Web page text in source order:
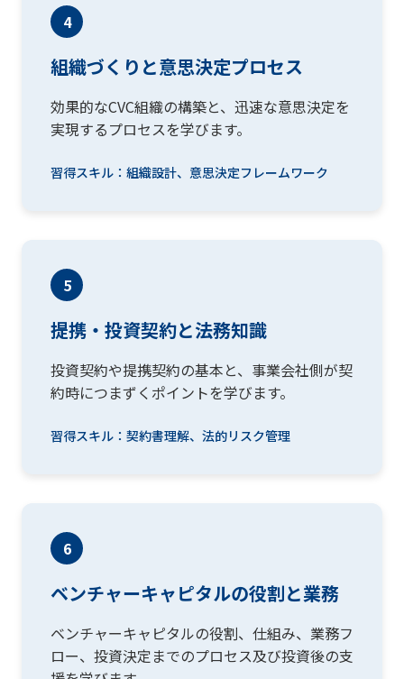
4
組織づくりと意思決定プロセス
効果的なCVC組織の構築と、迅速な意思決定を
実現するプロセスを学びます。
習得スキル：組織設計、意思決定フレームワーク
5
提携・投資契約と法務知識
投資契約や提携契約の基本と、事業会社側が契
約時につまずくポイントを学びます。
習得スキル：契約書理解、法的リスク管理
6
ベンチャーキャピタルの役割と業務
ベンチャーキャピタルの役割、仕組み、業務フ
ロー、投資決定までのプロセス及び投資後の支